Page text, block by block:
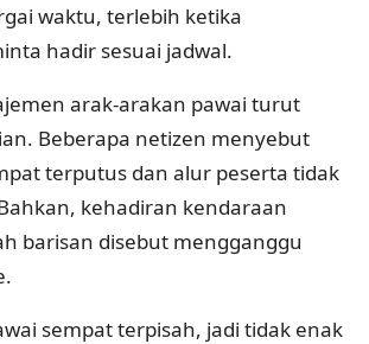
waktu, terlebih ketika
hadir sesuai jadwal.
arak-arakan pawai turut
Beberapa netizen menyebut
terputus dan alur peserta tidak
kehadiran kendaraan
barisan disebut mengganggu
sempat terpisah, jadi tidak enak